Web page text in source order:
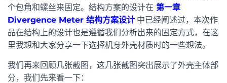
个包角和螺丝来固定。结构方案的设计在 第一章
Divergence Meter 结构方案设计 中已经阐述过，本次作
品在结构上的设计也是遵循我们分析出来的固定方式，在这
里我想和大家分享一下选择机身外壳材质时的一些想法。
我们再来回顾几张截图，这几张截图突出展示了外壳主体部
分，我们先来看一下：